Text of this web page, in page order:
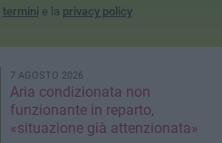
termini e la privacy policy
7 AGOSTO 2026
Aria condizionata non
funzionante in reparto,
«situazione già attenzionata»